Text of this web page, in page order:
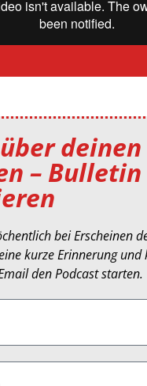
deinen
– Bulletin
bei Erscheinen
kurze Erinnerung
den Podcast starten.